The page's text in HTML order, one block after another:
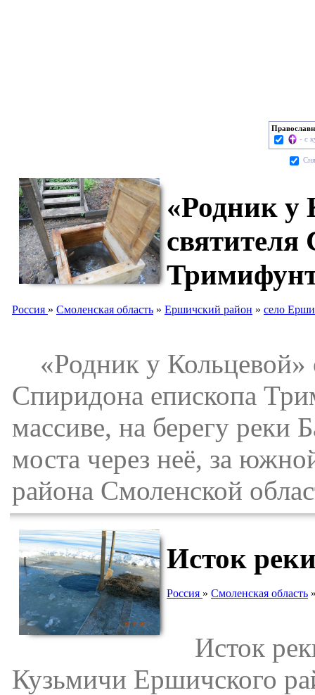
- с
«Родник у
Россия » Смоленская область » Ершичский район » село
«Родник у Кольцевой»
Спиридона епископа
массиве, на берегу реки
моста через неё, за
района Смоленской
Исток
Россия » Смоленская область
Исток
Кузьмичи Ершичского